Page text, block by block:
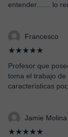
entender....... lo
Francesco
★★★★★
Profesor que
toma el trabajo de
características
Jamie Molina
★★★★★